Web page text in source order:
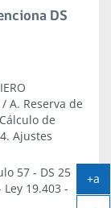
DS
/ A. Reserva de
de
4. Ajustes
57 - DS 25
Ley 19.403 -
+a